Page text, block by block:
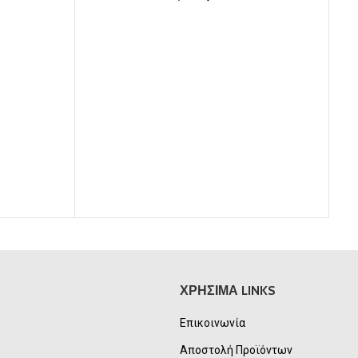
ΧΡΗΣΙΜΑ LINKS
Επικοινωνία
Αποστολή Προϊόντων